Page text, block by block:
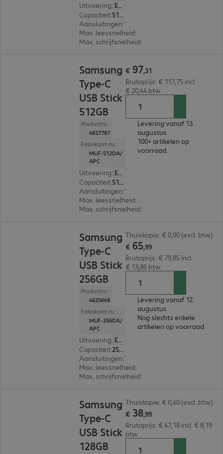
Uitvoering: Europa
Capaciteit:
512 GB
Aansluitingen:
Max. leessnelheid:
Max. schrijfsnelheid:
Samsung
Type-C
USB Stick
512GB
Productnr.:
4837787
Fabrikant-nr.:
MUF-512DA/
APC
Uitvoering: Europa
Capaciteit:
512 GB
Aansluitingen:
Max. leessnelheid:
Max. schrijfsnelheid:
€ 97,31
Brutoprijs: € 117,75 incl.
€ 20,44 btw
Levering vanaf 13.
augustus
100+ artikelen op
voorraad.
Samsung
Type-C
USB Stick
256GB
Productnr.:
4625649
Fabrikant-nr.:
MUF-256DA/
APC
Uitvoering: Europa
Capaciteit:
256 GB
Aansluitingen:
Max. leessnelheid:
Max. schrijfsnelheid:
Thuiskopie: € 0,90 (excl. btw)
€ 65,99
Brutoprijs: € 79,85 incl.
€ 13,86 btw
Levering vanaf 12.
augustus
Nog slechts enkele
artikelen op voorraad.
Samsung
Type-C
USB Stick
128GB
Thuiskopie: € 0,40 (excl. btw)
€ 38,99
Brutoprijs: € 47,18 incl. € 8,19
btw